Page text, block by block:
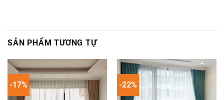
SẢN PHẨM TƯƠNG TỰ
-17% -22%